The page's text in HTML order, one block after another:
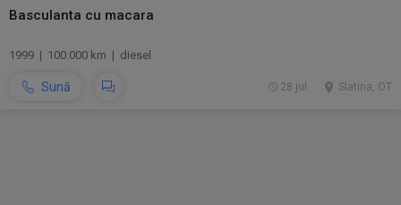
Basculanta cu macara
1999 | 100.000 km | diesel
Sună Slatina, OT
28 jul.